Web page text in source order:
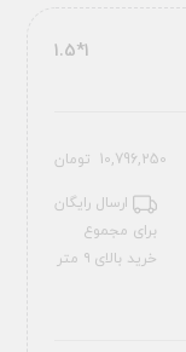
1*1.5
10,796,250 تومان
ارسال رایگان
برای مجموع
خرید بالای ۹ متر